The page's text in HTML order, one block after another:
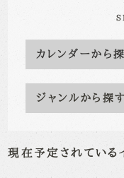
カレンダーから
ジャンルから探す
現在予定されている